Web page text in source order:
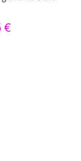
€